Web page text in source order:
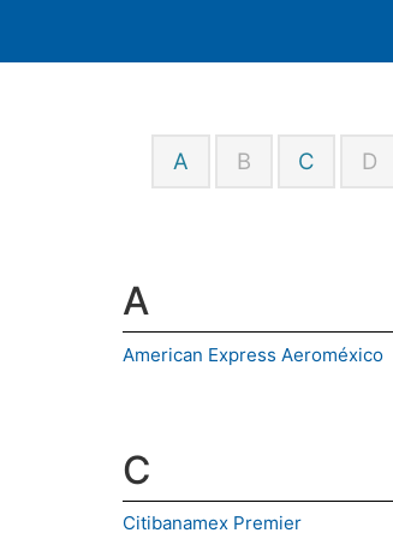
A B C D
A
American Express Aeroméxico
C
Citibanamex Premier